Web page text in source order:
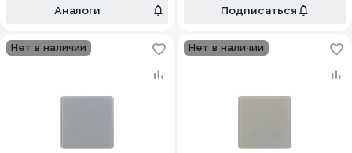
Аналоги
Подписаться
Нет в наличии Нет в наличии